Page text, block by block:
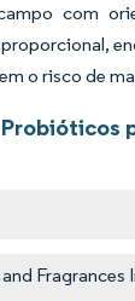
com
o risco de
Fragrances